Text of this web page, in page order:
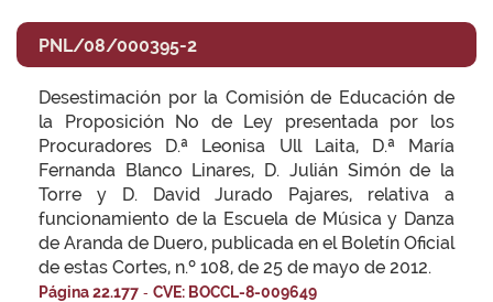
PNL/08/000395-2
Desestimación por la Comisión de Educación de
la Proposición No de Ley presentada por los
Procuradores D.ª Leonisa Ull Laita, D.ª María
Fernanda Blanco Linares, D. Julián Simón de la
Torre y D. David Jurado Pajares, relativa a
funcionamiento de la Escuela de Música y Danza
de Aranda de Duero, publicada en el Boletín Oficial
de estas Cortes, n.º 108, de 25 de mayo de 2012.
Página 22.177 - CVE: BOCCL-8-009649